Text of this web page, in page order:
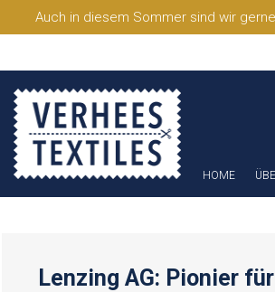
Auch in diesem Sommer sind wir
HOME
Lenzing AG: Pionier